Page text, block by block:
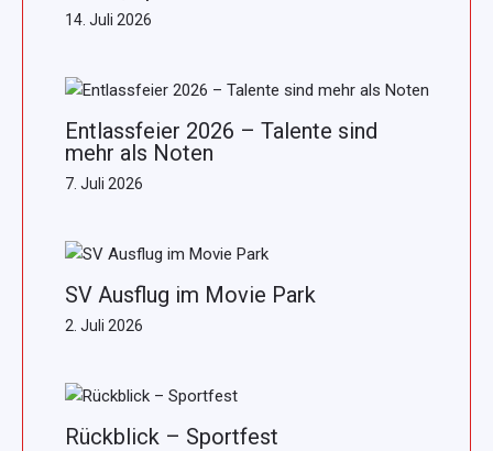
14. Juli 2026
Entlassfeier 2026 – Talente sind
mehr als Noten
7. Juli 2026
SV Ausflug im Movie Park
2. Juli 2026
Rückblick – Sportfest